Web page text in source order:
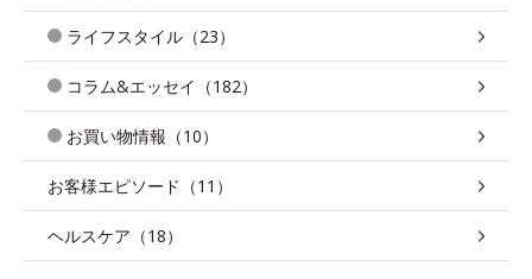
ライフスタイル（23）
コラム&エッセイ（182）
お買い物情報（10）
お客様エピソード（11）
ヘルスケア（18）